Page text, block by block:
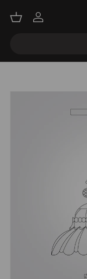
דילוג
התחברות
סל